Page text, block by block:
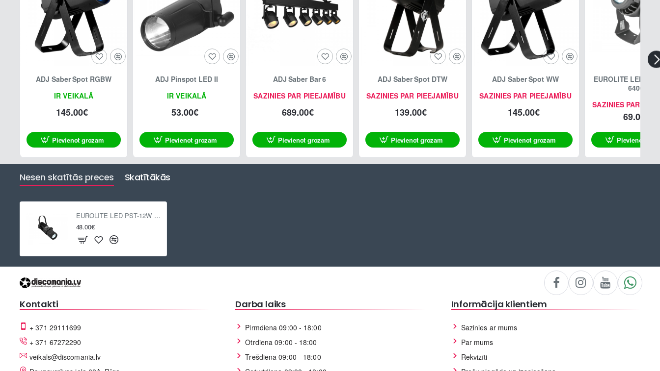
IR VEIKALĀ
ADJ Saber Spot RGBW
145.00€
Pievienot grozam
IR VEIKALĀ
ADJ Pinspot LED II
53.00€
Pievienot grozam
SAZINIES PAR PIEEJAMĪBU
ADJ Saber Bar 6
689.00€
Pievienot grozam
SAZINIES PAR PIEEJAMĪBU
ADJ Saber Spot DTW
139.00€
Pievienot grozam
SAZINIES PAR PIEEJAMĪBU
ADJ Saber Spot WW
145.00€
Pievienot grozam
SAZINIES PAR
EUROLITE LED IP
6400K
69.00€
Pievienot
Nesen skatītās preces Skatītākās
EUROLITE LED PST-12W 6000K
48.00€
Kontakti
+ 371 29111699
+ 371 67272290
veikals@discomania.lv
Darba laiks
Pirmdiena 09:00 - 18:00
Otrdiena 09:00 - 18:00
Trešdiena 09:00 - 18:00
Informācija klientiem
Sazinies ar mums
Par mums
Rekvizīti